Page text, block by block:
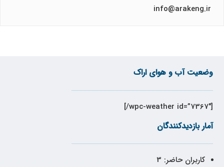
وضعیت آب و هوای اراک
[wpc-weather id=”7367″/]
آمار بازدیدکنندگان
کاربران حاضر: 3